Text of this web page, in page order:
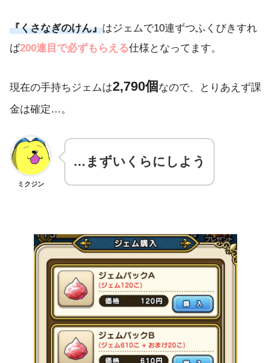
『くさなぎのけん』はジェムで10連ずつふくびきすれ
ば200連目で必ずもらえる仕様となってます。
現在の手持ちジェムは2,790個 なので、とりあえず課
金は確定…。
ミクジン
…まずいくらにしよう